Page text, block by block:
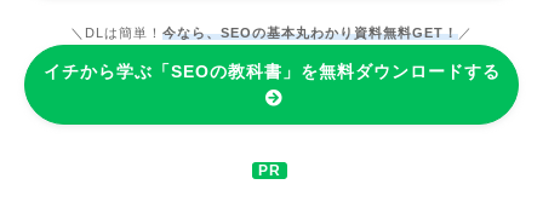
＼DLは簡単！ 今なら、SEOの基本丸わかり資料無料GET！ ／
イチから学ぶ「SEOの教科書」を無料ダウンロードする